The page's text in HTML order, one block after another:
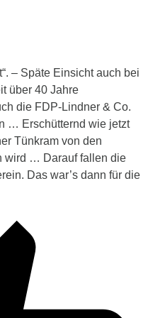
– Späte Einsicht auch bei
über 40 Jahre
die FDP-Lindner & Co.
… Erschütternd wie jetzt
Tünkram von den
wird … Darauf fallen die
Das war’s dann für die